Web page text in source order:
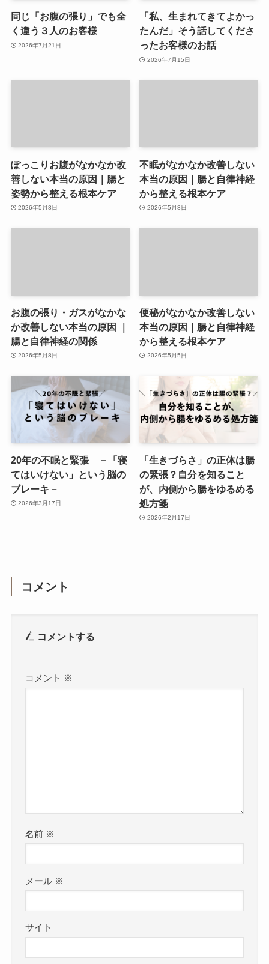
同じ「お腹の張り」でも全
く違う３人のお客様
2026年7月21日
「私、生まれてきてよかっ
たんだ」そう話してくださ
ったお客様のお話
2026年7月15日
ぽっこりお腹がなかなか改
善しない本当の原因｜腸と
姿勢から整える根本ケア
2026年5月8日
不眠がなかなか改善しない
本当の原因｜腸と自律神経
から整える根本ケア
2026年5月8日
お腹の張り・ガスがなかな
か改善しない本当の原因 ｜
腸と自律神経の関係
2026年5月8日
便秘がなかなか改善しない
本当の原因｜腸と自律神経
から整える根本ケア
2026年5月5日
20年の不眠と緊張 －「寝
てはいけない」という脳の
ブレーキ－
2026年3月17日
「生きづらさ」の正体は腸
の緊張？自分を知ること
が、内側から腸をゆるめる
処方箋
2026年2月17日
コメント
コメントする
コメント ※
名前 ※
メール ※
サイト